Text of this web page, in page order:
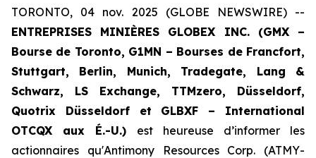
TORONTO, 04 nov. 2025 (GLOBE NEWSWIRE) --
ENTREPRISES MINIÈRES GLOBEX INC. (GMX –
Bourse de Toronto, G1MN – Bourses de Francfort,
Stuttgart, Berlin, Munich, Tradegate, Lang &
Schwarz, LS Exchange, TTMzero, Düsseldorf,
Quotrix Düsseldorfet GLBXF – International
OTCQX aux É.-U.) est heureuse d’informer les
actionnaires qu'Antimony Resources Corp. (ATMY-